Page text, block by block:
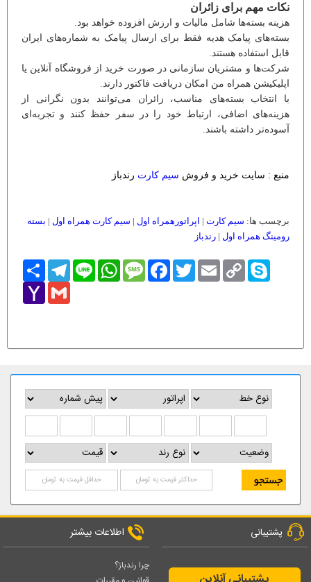
نکات مهم برای زائران
هزینه بسته‌ها شامل مالیات و ارزش افزوده خواهد بود.
بسته‌های پیامک هدیه فقط برای ارسال پیامک به شماره‌های ایران
قابل استفاده هستند.
شرکت‌ها و مشتریان سازمانی در صورت خرید از فروشگاه آنلاین یا
اپلیکیشن همراه من امکان دریافت فاکتور دارند.
با انتخاب بسته‌های مناسب، زائران می‌توانند بدون نگرانی از
هزینه‌های اضافی، ارتباط خود را در سفر حفظ کنند و تجربه‌ای
آسوده‌تر داشته باشند.
منبع : سایت خرید و فروش سیم کارت رندباز
برچسب ها: سیم کارت | اپراتورهمراه اول | سیم کارت همراه اول | بسته
رومینگ همراه اول | رندباز
اشتراکTelegram Line
WhatsAppMessageFacebookTwitter Email
Copy
Link
Skype
Yahoo
Mail
Gmail
پشتیبانی اطلاعات بیشتر
چرا رندباز؟